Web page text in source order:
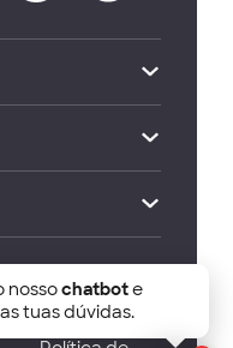
of Economics
nossochatbote
tuas dúvidas.